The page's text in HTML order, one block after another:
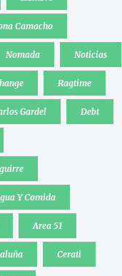
Camacho
Nomada Noticias
Ragtime
Gardel Debt
Y Comida
Area 51
Cerati